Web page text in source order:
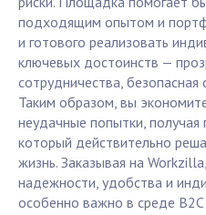
подходящим опытом и
и готового реализовать
ключевых достоинств —
сотрудничества, безопасная
Таким образом, вы
неудачные попытки,
который действительно
жизнь. Заказывая на
надежности, удобства и
особенно важно в среде B2C